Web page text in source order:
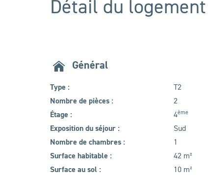
Détail du logement
Général
Type : T2
Nombre de pièces : 2
Étage : 4ème
Exposition du séjour : Sud
Nombre de chambres : 1
Surface habitable : 42 m²
Surface au sol : 10 m²